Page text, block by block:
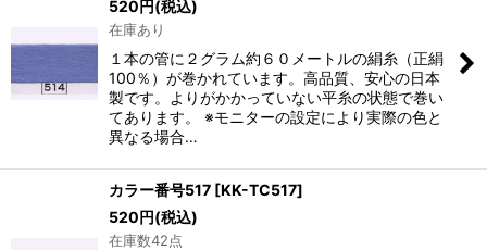
520 円(税込)
在庫あり
１本の管に２グラム約６０メートルの絹糸（正絹
100％）が巻かれています。高品質、安心の日本
製です。よりがかかっていない平糸の状態で巻い
てあります。 ※モニターの設定により実際の色と
異なる場合…
カラー番号517 [KK-TC517]
520円(税込)
在庫数42点